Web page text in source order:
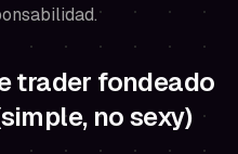
trader fondeado
no sexy)